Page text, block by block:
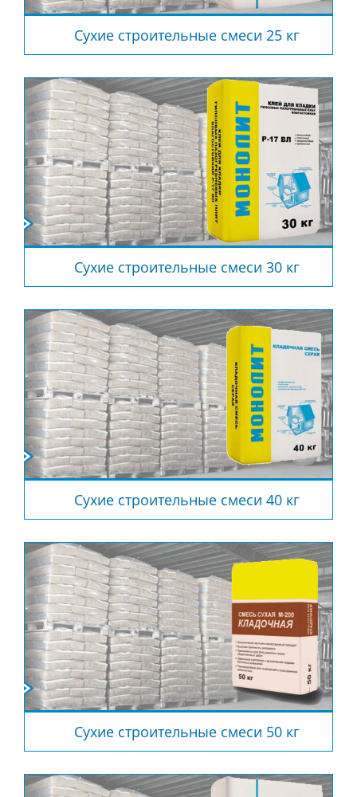
Сухие строительные смеси 25 кг
Сухие строительные смеси 30 кг
Сухие строительные смеси 40 кг
Сухие строительные смеси 50 кг